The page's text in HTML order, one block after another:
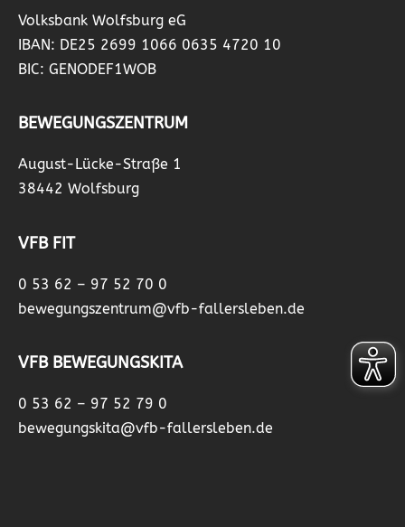
Volksbank Wolfsburg eG
IBAN: DE25 2699 1066 0635 4720 10
BIC: GENODEF1WOB
BEWEGUNGSZENTRUM
August-Lücke-Straße 1
38442 Wolfsburg
VFB FIT
0 53 62 – 97 52 70 0
bewegungszentrum@vfb-fallersleben.de
VFB BEWEGUNGSKITA
0 53 62 – 97 52 79 0
bewegungskita@vfb-fallersleben.de